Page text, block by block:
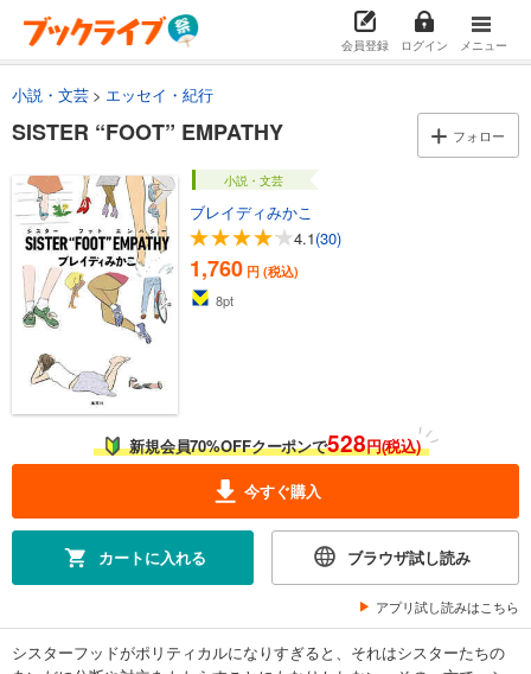
会員登録 ログイン メニュー
小説・文芸 エッセイ・紀行
SISTER “FOOT” EMPATHY フォロー
小説・文芸
ブレイディみかこ
4.1(30)
1,760 円 (税込)
8pt
新規会員70%OFFクーポンで528円(税込)
今すぐ購入
カートに入れる ブラウザ試し読み
アプリ試し読みはこちら
シスターフッドがポリティカルになりすぎると、それはシスターたちの